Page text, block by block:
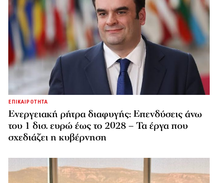
ΕΠΙΚΑΙΡΟΤΗΤΑ
Ενεργειακή ρήτρα διαφυγής: Επενδύσεις άνω
του 1 δισ. ευρώ έως το 2028 – Τα έργα που
σχεδιάζει η κυβέρνηση